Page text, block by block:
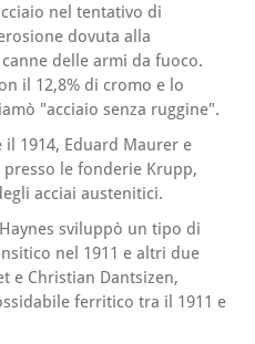
nel tentativo di
dovuta alla
delle armi da fuoco.
il 12,8% di cromo e lo
"acciaio senza ruggine".
il 1914, Eduard Maurer e
le fonderie Krupp,
acciai austenitici.
sviluppò un tipo di
nel 1911 e altri due
e Christian Dantsizen,
ferritico tra il 1911 e